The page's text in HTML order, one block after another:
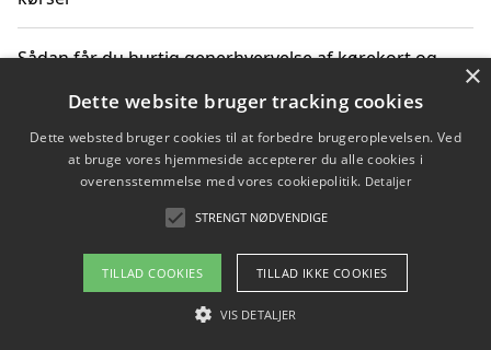
Sådan får du hurtig generhvervelse af kørekort og
Sådan lærer du miljørigtig kørsel hos en køreskole i
Gentofte
Copyright 2026 - Pilanto Aps
Om / kontakt
×
Dette website bruger tracking cookies
Dette websted bruger cookies til at forbedre brugeroplevelsen. Ved
at bruge vores hjemmeside accepterer du alle cookies i
overensstemmelse med vores cookiepolitik. Detaljer
STRENGT NØDVENDIGE
TILLAD COOKIES TILLAD IKKE COOKIES
VIS DETALJER